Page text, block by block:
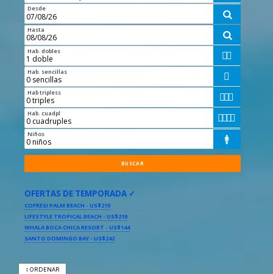
Desde

Hasta

Hab. dobles 
Hab. sencillas 
Hab tripless 
Hab. cuadpl 
Niños 
OFERTAS DE TEMPORADA ✓
COFRESI PALM BEACH - US$210
LIFESTYLE TROPICAL BEACH - US$210
WHALA BOCA CHICA RESORT - US$144
SANTO DOMINGO BAY - US$242
↕ ORDENAR